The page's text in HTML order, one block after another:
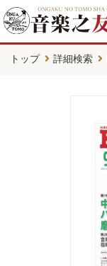
トップ 詳細検索